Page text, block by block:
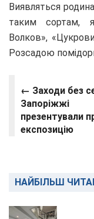
Виявляться
таким сортам,
Волков»,
Розсадою
← Заходи без
Запоріжжі
презентували
експозицію
НАЙБІЛЬШ